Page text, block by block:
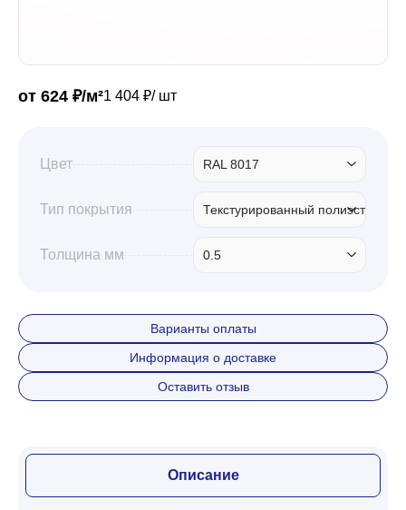
от 624 ₽/м²1 404 ₽/ шт
Цвет RAL 8017
Тип покрытия Текстурированный полиэстер
Толщина мм 0.5
Варианты оплаты
Информация о доставке
Оставить отзыв
Описание